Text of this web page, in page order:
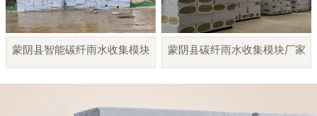
蒙阴县智能碳纤雨水收集模块 蒙阴县碳纤雨水收集模块厂家